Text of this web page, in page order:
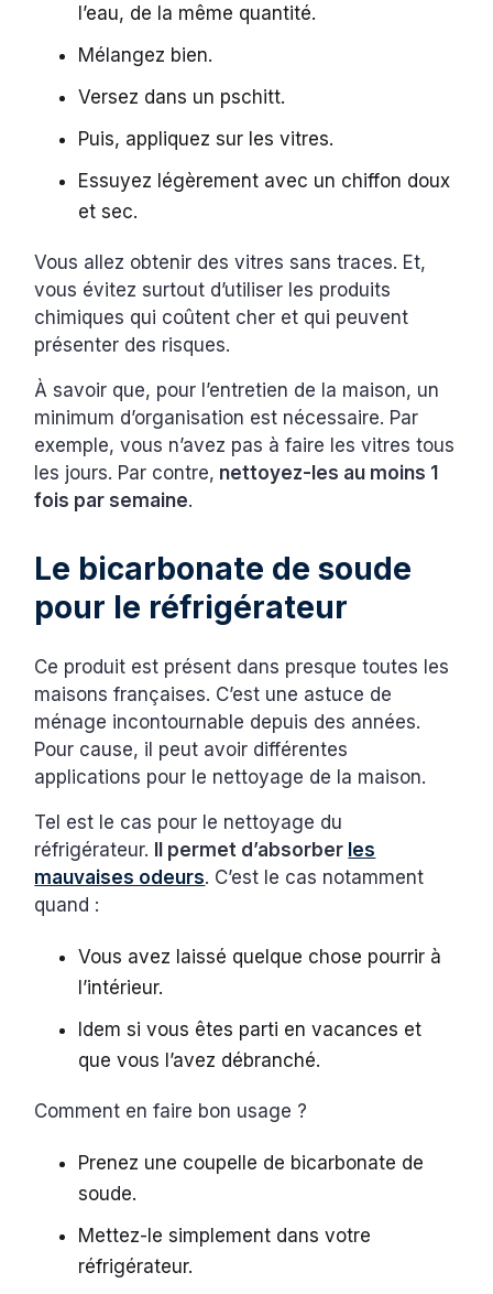
l’eau, de la même quantité.
Mélangez bien.
Versez dans un pschitt.
Puis, appliquez sur les vitres.
Essuyez légèrement avec un chiffon doux
et sec.
Vous allez obtenir des vitres sans traces. Et,
vous évitez surtout d’utiliser les produits
chimiques qui coûtent cher et qui peuvent
présenter des risques.
À savoir que, pour l’entretien de la maison, un
minimum d’organisation est nécessaire. Par
exemple, vous n’avez pas à faire les vitres tous
les jours. Par contre, nettoyez-les au moins 1
fois par semaine.
Le bicarbonate de soude
pour le réfrigérateur
Ce produit est présent dans presque toutes les
maisons françaises. C’est une astuce de
ménage incontournable depuis des années.
Pour cause, il peut avoir différentes
applications pour le nettoyage de la maison.
Tel est le cas pour le nettoyage du
réfrigérateur. Il permet d’absorber les
mauvaises odeurs. C’est le cas notamment
quand :
Vous avez laissé quelque chose pourrir à
l’intérieur.
Idem si vous êtes parti en vacances et
que vous l’avez débranché.
Comment en faire bon usage ?
Prenez une coupelle de bicarbonate de
soude.
Mettez-le simplement dans votre
réfrigérateur.